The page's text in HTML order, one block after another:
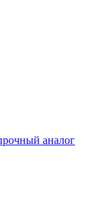
аналог